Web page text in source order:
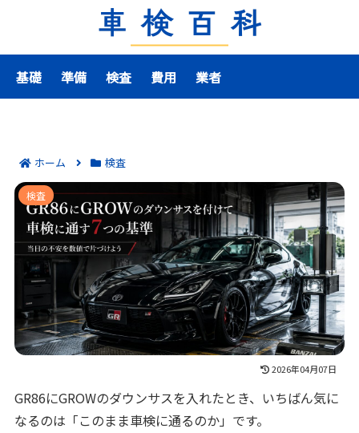
基礎 準備 検査 費用 業者
ホーム 検査
GR86にGROWのダウンサスを付けて車検に通す7つの基
準｜当日の不安を数値で片づけよう！
検査
2026年04月07日
GR86にGROWのダウンサスを入れたとき、いちばん気に
なるのは「このまま車検に通るのか」です。